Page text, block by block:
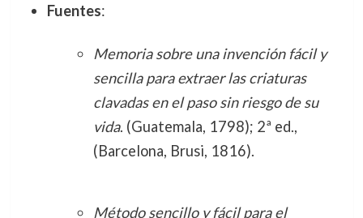
Fuentes:
Memoria sobre una invención fácil y
sencilla para extraer las criaturas
clavadas en el paso sin riesgo de su
vida. (Guatemala, 1798); 2ª ed.,
(Barcelona, Brusi, 1816).
Método sencillo y fácil para el